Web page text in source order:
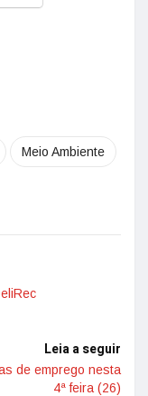
Meio Ambiente
Leia a seguir
de emprego nesta
4ª feira (26)